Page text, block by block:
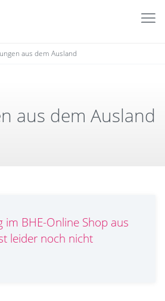
aus dem Ausland
aus dem Ausland
im BHE-Online Shop aus
leider noch nicht